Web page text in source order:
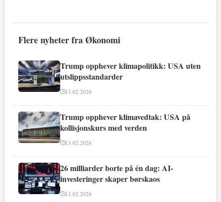
Flere nyheter fra Økonomi
Trump opphever klimapolitikk: USA uten
utslippsstandarder
13.02.2026
Trump opphever klimavedtak: USA på
kollisjonskurs med verden
13.02.2026
26 milliarder borte på én dag: AI-
investeringer skaper børskaos
13.02.2026